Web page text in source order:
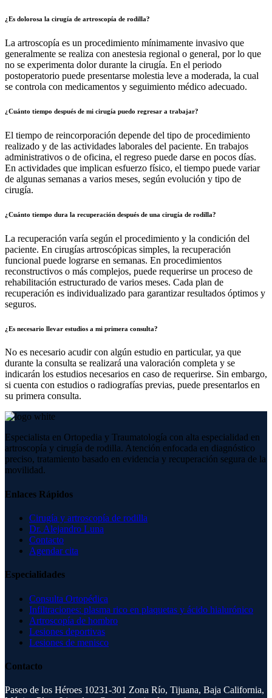
¿Es dolorosa la cirugía de artroscopía de rodilla?
La artroscopía es un procedimiento mínimamente invasivo que
generalmente se realiza con anestesia regional o general, por lo que
no se experimenta dolor durante la cirugía. En el periodo
postoperatorio puede presentarse molestia leve a moderada, la cual
se controla con medicamentos y seguimiento médico adecuado.
¿Cuánto tiempo después de mi cirugía puedo regresar a trabajar?
El tiempo de reincorporación depende del tipo de procedimiento
realizado y de las actividades laborales del paciente. En trabajos
administrativos o de oficina, el regreso puede darse en pocos días.
En actividades que implican esfuerzo físico, el tiempo puede variar
de algunas semanas a varios meses, según evolución y tipo de
cirugía.
¿Cuánto tiempo dura la recuperación después de una cirugía de rodilla?
La recuperación varía según el procedimiento y la condición del
paciente. En cirugías artroscópicas simples, la recuperación
funcional puede lograrse en semanas. En procedimientos
reconstructivos o más complejos, puede requerirse un proceso de
rehabilitación estructurado de varios meses. Cada plan de
recuperación es individualizado para garantizar resultados óptimos y
seguros.
¿Es necesario llevar estudios a mi primera consulta?
No es necesario acudir con algún estudio en particular, ya que
durante la consulta se realizará una valoración completa y se
indicarán los estudios necesarios en caso de requerirse. Sin embargo,
si cuenta con estudios o radiografías previas, puede presentarlos en
su primera consulta.
Especialista en Ortopedia y Traumatología con alta especialidad en
artroscopía y cirugía de rodilla. Atención enfocada en diagnóstico
preciso, tratamiento basado en evidencia y recuperación segura de la
movilidad.
Enlaces Rápidos
Cirugía y artroscopía de rodilla
Dr. Alejandro Luna
Contacto
Agendar cita
Especialidades
Consulta Ortopédica
Infiltraciones: plasma rico en plaquetas y ácido hialurónico
Artroscopía de hombro
Lesiones deportivas
Lesiones de menisco
Contacto
Paseo de los Héroes 10231-301 Zona Río, Tijuana, Baja California,